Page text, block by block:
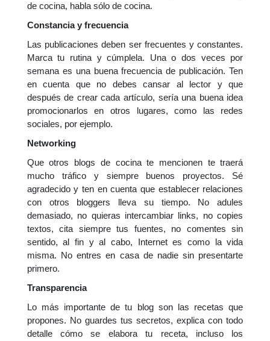
de cocina, habla sólo de cocina.
Constancia y frecuencia
Las publicaciones deben ser frecuentes y constantes.
Marca tu rutina y cúmplela. Una o dos veces por
semana es una buena frecuencia de publicación. Ten
en cuenta que no debes cansar al lector y que
después de crear cada artículo, sería una buena idea
promocionarlos en otros lugares, como las redes
sociales, por ejemplo.
Networking
Que otros blogs de cocina te mencionen te traerá
mucho tráfico y siempre buenos proyectos. Sé
agradecido y ten en cuenta que establecer relaciones
con otros bloggers lleva su tiempo. No adules
demasiado, no quieras intercambiar links, no copies
textos, cita siempre tus fuentes, no comentes sin
sentido, al fin y al cabo, Internet es como la vida
misma. No entres en casa de nadie sin presentarte
primero.
Transparencia
Lo más importante de tu blog son las recetas que
propones. No guardes tus secretos, explica con todo
detalle cómo se elabora tu receta, incluso los